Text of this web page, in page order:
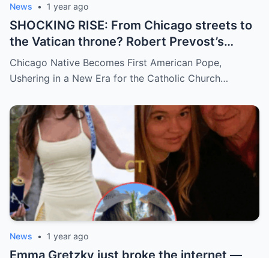
News • 1 year ago
SHOCKING RISE: From Chicago streets to
the Vatican throne? Robert Prevost’s
hidden past and fast climb through the
church ranks will leave you stunned.
Chicago Native Becomes First American Pope,
Ushering in a New Era for the Catholic Church…
News • 1 year ago
Emma Gretzky just broke the internet —